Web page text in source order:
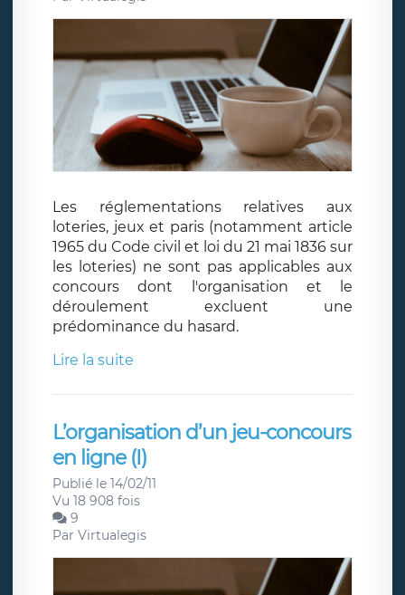
Les réglementations relatives aux
loteries, jeux et paris (notamment article
1965 du Code civil et loi du 21 mai 1836 sur
les loteries) ne sont pas applicables aux
concours dont l'organisation et le
déroulement excluent une
prédominance du hasard.
Lire la suite
L’organisation d’un jeu-concours
en ligne (I)
Publié le 14/02/11
Vu 18 908 fois
9
Par Virtualegis